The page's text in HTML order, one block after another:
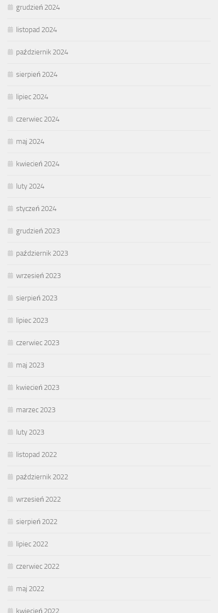
grudzień 2024
listopad 2024
październik 2024
sierpień 2024
lipiec 2024
czerwiec 2024
maj 2024
kwiecień 2024
luty 2024
styczeń 2024
grudzień 2023
październik 2023
wrzesień 2023
sierpień 2023
lipiec 2023
czerwiec 2023
maj 2023
kwiecień 2023
marzec 2023
luty 2023
listopad 2022
październik 2022
wrzesień 2022
sierpień 2022
lipiec 2022
czerwiec 2022
maj 2022